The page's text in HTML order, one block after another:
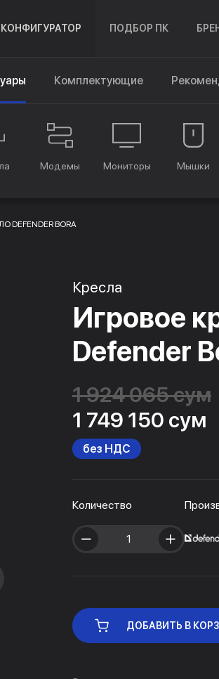
КОНФИГУРАТОР ПОДБОР ПК
Комплектующие
Модемы Мониторы Мышки
DEFENDER BORA
Кресла
Игровое
Defender
1 924 065 сум
1 749 150 сум
без НДС
Количество
ДОБАВИТЬ В